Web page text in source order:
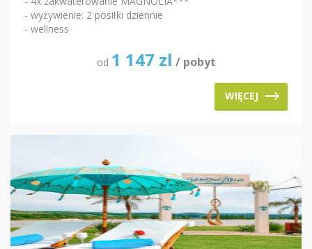
- wyżywienie: 2 posiłki dziennie
- wellness
od 1 147 zl / pobyt
WIĘCEJ